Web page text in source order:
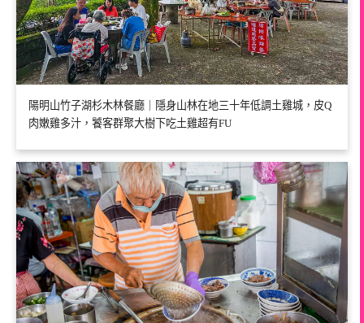
陽明山竹子湖杉木林餐廳｜隱身山林在地三十年低調土雞城，皮Q
肉嫩雞多汁，饕客群聚大樹下吃土雞超有FU